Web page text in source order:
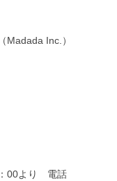
Inc.）
00より 電話